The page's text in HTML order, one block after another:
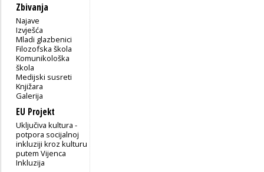
Zbivanja
Najave
Izvješća
Mladi glazbenici
Filozofska škola
Komunikološka
škola
Medijski susreti
Knjižara
Galerija
EU Projekt
Uključiva kultura -
potpora socijalnoj
inkluziji kroz kulturu
putem Vijenca
Inkluzija